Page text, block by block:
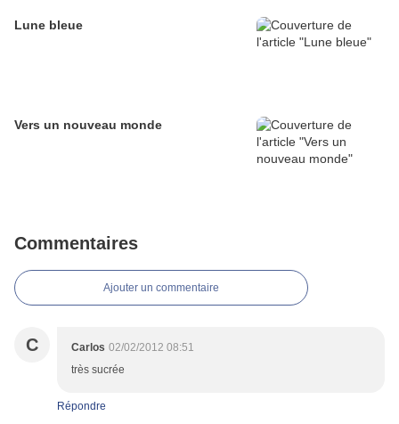
Lune bleue
Vers un nouveau monde
Commentaires
Ajouter un commentaire
C Carlos 02/02/2012 08:51
très sucrée
Répondre